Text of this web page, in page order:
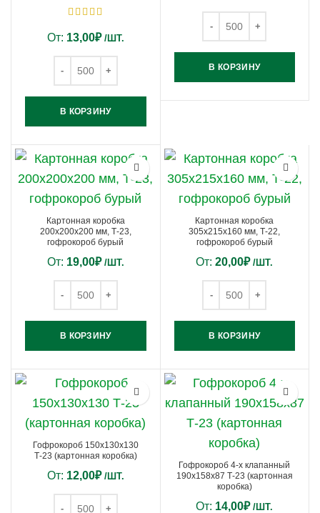
От: 13,00₽ /ШТ.
В КОРЗИНУ
В КОРЗИНУ
Картонная коробка
200х200х200 мм, Т-23,
гофрокороб бурый
От: 19,00₽ /ШТ.
В КОРЗИНУ
Картонная коробка
305х215х160 мм, Т-22,
гофрокороб бурый
От:20,00₽ /ШТ.
В КОРЗИНУ
Гофрокороб 150х130х130
Т-23 (картонная коробка)
От: 12,00₽ /ШТ.
Гофрокороб 4-х клапанный
190х158х87 Т-23 (картонная
коробка)
От: 14,00₽ /ШТ.